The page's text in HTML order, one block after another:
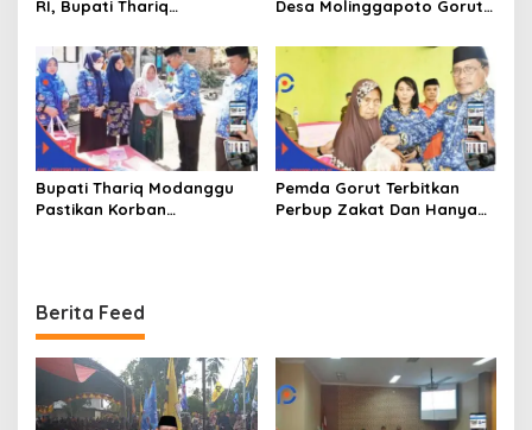
RI, Bupati Thariq
Memperkenalkan Jakestra
Desa Molinggapoto Gorut
Bupati Thariq Modanggu
Pastikan Korban
Pemda Gorut Terbitkan
Perbup Zakat Dan Hanya
Berita Feed